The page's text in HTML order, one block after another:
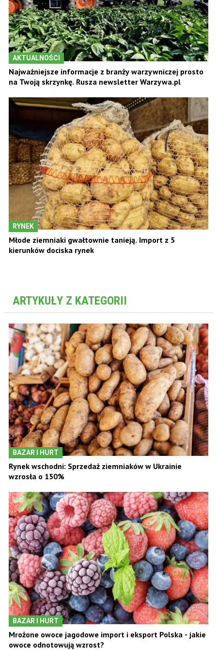
AKTUALNOŚCI
Najważniejsze informacje z branży warzywniczej prosto
na Twoją skrzynkę. Rusza newsletter Warzywa.pl
RYNEK
Młode ziemniaki gwałtownie tanieją. Import z 5
kierunków dociska rynek
ARTYKUŁY Z KATEGORII
BAZAR I HURT
Rynek wschodni: Sprzedaż ziemniaków w Ukrainie
wzrosła o 150%
BAZAR I HURT
Mrożone owoce jagodowe import i eksport Polska - jakie
owoce odnotowują wzrost?